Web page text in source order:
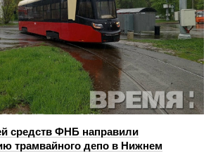
средств ФНБ направили
трамвайного депо в Нижнем